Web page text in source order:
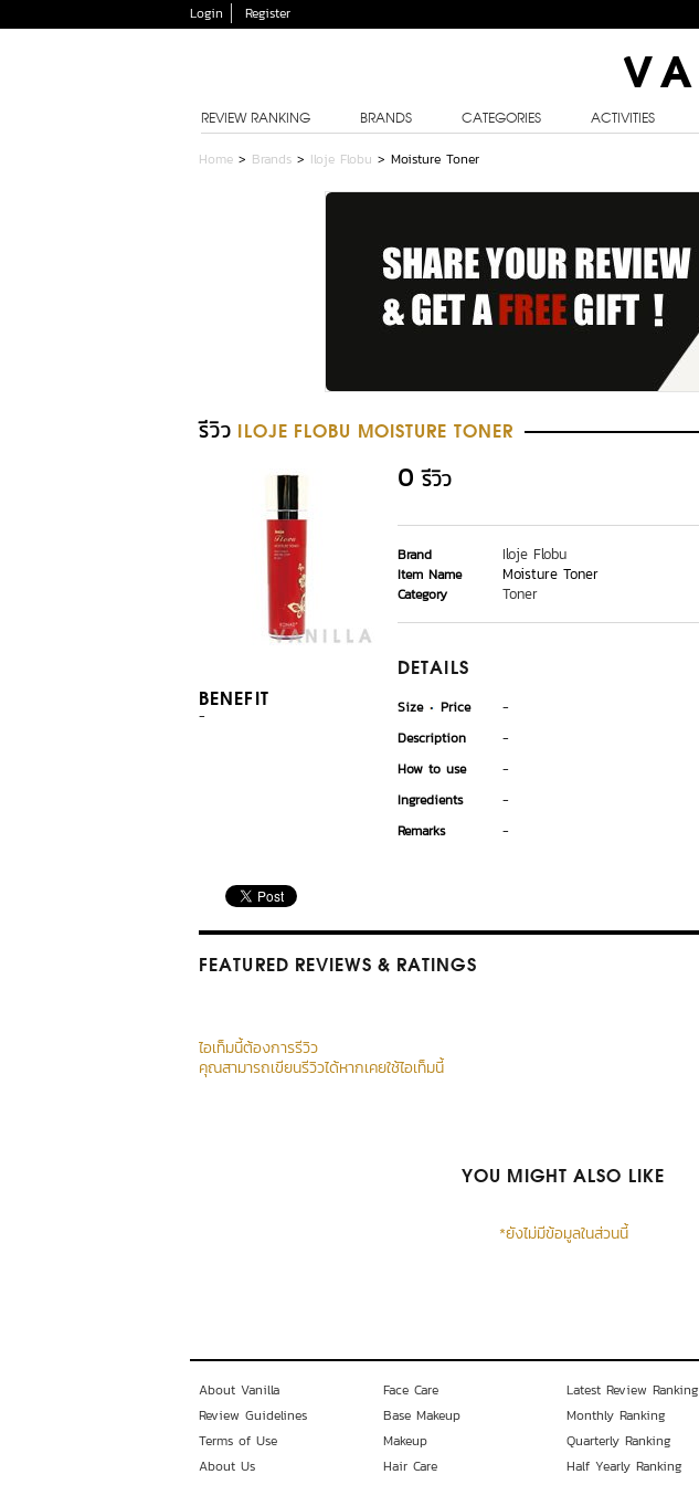
Login Register
REVIEW RANKING BRANDS CATEGORIES ACTIVITIES
Home > Brands > Iloje Flobu > Moisture Toner
รีวิว ILOJE FLOBU MOISTURE TONER
BENEFIT
-
0 รีวิว
Brand Iloje Flobu
Item Name Moisture Toner
Category Toner
DETAILS
Size Price
-
Description
-
How to use
-
Ingredients
-
Remarks
-
FEATURED REVIEWS & RATINGS
ไอเท็มนี้ต้องการรีวิว
คุณสามารถเขียนรีวิวได้หากเคยใช้ไอเท็มนี้
YOU MIGHT ALSO LIKE
*ยังไม่มีข้อมูลในส่วนนี้
About Vanilla
Review Guidelines
Terms of Use
About Us
Face Care
Base Makeup
Makeup
Hair Care
Latest Review Ranking
Monthly Ranking
Quarterly Ranking
Half Yearly Ranking